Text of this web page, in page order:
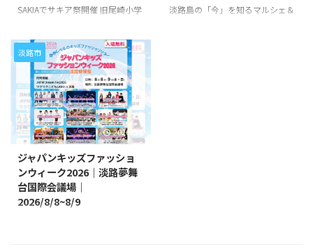
SAKIAでサキア祭開催 旧尾崎小学
て、「第8回 サキア祭」が、
2026/9/23（祝水）に開催されま
す。 今年のサキア祭は、「採れ
たて。出来たて。淡路島の食マル
シェ！」がテーマ。 淡路島なら
ではのグルメが集まります。雑貨
などのマルシェ、 ステージイベ
ントなど、子供から大人まで楽し
の無料振る舞いもあります。 第8
回 サキア祭の開催概要 開催概要
【開催日】2026/9/23（日）
【時間】11:00～ 【場所】
淡路島の「今」を知るマルシェ＆
淡路市
2026/8/1
ジャパンキッズファッショ
ンウィーク2026｜淡路夢舞
台国際会議場｜
2026/8/8~8/9